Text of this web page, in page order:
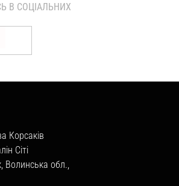
В СОЦІАЛЬНИХ
Корсаків
Сіті
обл.,